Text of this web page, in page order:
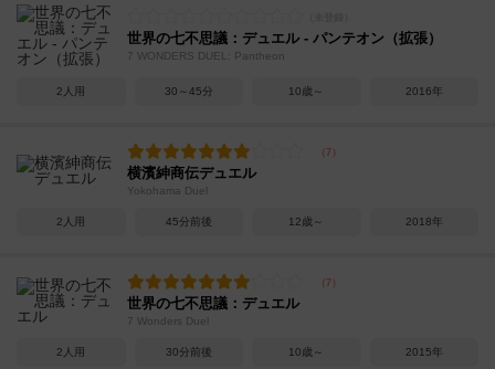
世界の七不思議：デュエル - パンテオン（拡張）
7 WONDERS DUEL: Pantheon
2人用 30～45分 10歳～ 2016年
横濱紳商伝デュエル
Yokohama Duel
2人用 45分前後 12歳～ 2018年
世界の七不思議：デュエル
7 Wonders Duel
2人用 30分前後 10歳～ 2015年